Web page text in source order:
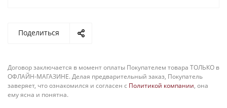
Поделиться
Договор заключается в момент оплаты Покупателем товара ТОЛЬКО в
ОФЛАЙН-МАГАЗИНЕ. Делая предварительный заказ, Покупатель
заверяет, что ознакомился и согласен с Политикой компании, она
ему ясна и понятна.